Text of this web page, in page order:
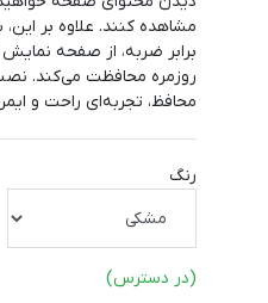
مشاهده کنند. علاوه بر
برابر ضربه، از صفحه
روزمره محافظت می‌کند.
محافظ، تجربه‌ای راحت و
رنگ
(در دسترس)